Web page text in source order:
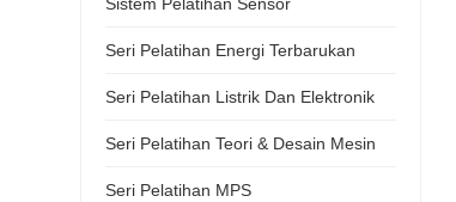
Seri Pelatihan Energi Terbarukan
Seri Pelatihan Listrik Dan Elektronik
Seri Pelatihan Teori & Desain Mesin
Seri Pelatihan MPS